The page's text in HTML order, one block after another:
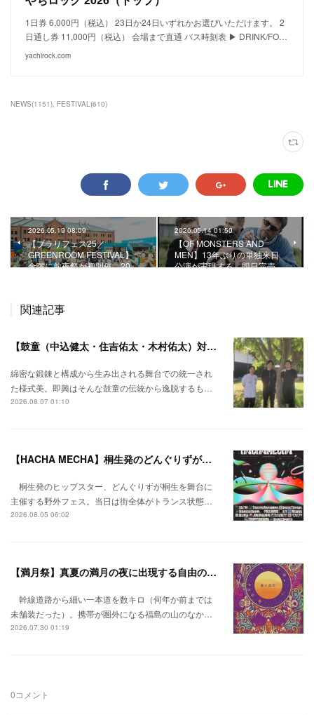
1日券 6,000円（税込） 23日か24日いずれかお選びいただけます。 2
日通し券 11,000円（税込） 会場まで直通 バス時刻表 ▶ DRINK/FO…
yachirock.com
NEWS(1151) FESTIVAL (610)
2026.05.19 08:09
【ブラリフェス25／
GREENROOM FESTIVAL】
金曜に前夜祭が初開催。20…
2026.05.14 01:50
【OF MONSTERS AND
MEN】13年ぶりの単独来日
公演が実現する。即日完売…
関連記事
【鼓童（中込健太・住吉佑太・木村佑太）対談】即興で得られる新たな感覚。
綿密な鍛錬と構成から生み出される舞台での統一され
た様式美。即興はそんな鼓童の伝統から逸脱するも…
2026.08.07 01:10
【HACHA MECHA】桐生発のどんぐりずが桐生をハチャメチャに彩る。
桐生発のヒップスター、どんぐりずが桐生を舞台に
主催する野外フェス。当日は街全体がトランス状態…
2026.08.05 06:02
【満月祭】真夏の満月の夜に出現する自由の桃源郷。
幹線道路から細い一本道を数キロ（何年か前までは
未舗装だった）。携帯が圏外になる福島の山のなか…
2026.07.30 01:19
0コメント